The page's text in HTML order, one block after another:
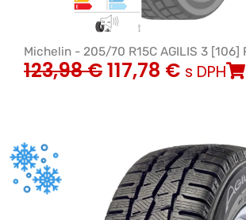
Michelin - 205/70 R15C AGILIS 3 [106]
123,98€117,78 € s DPH